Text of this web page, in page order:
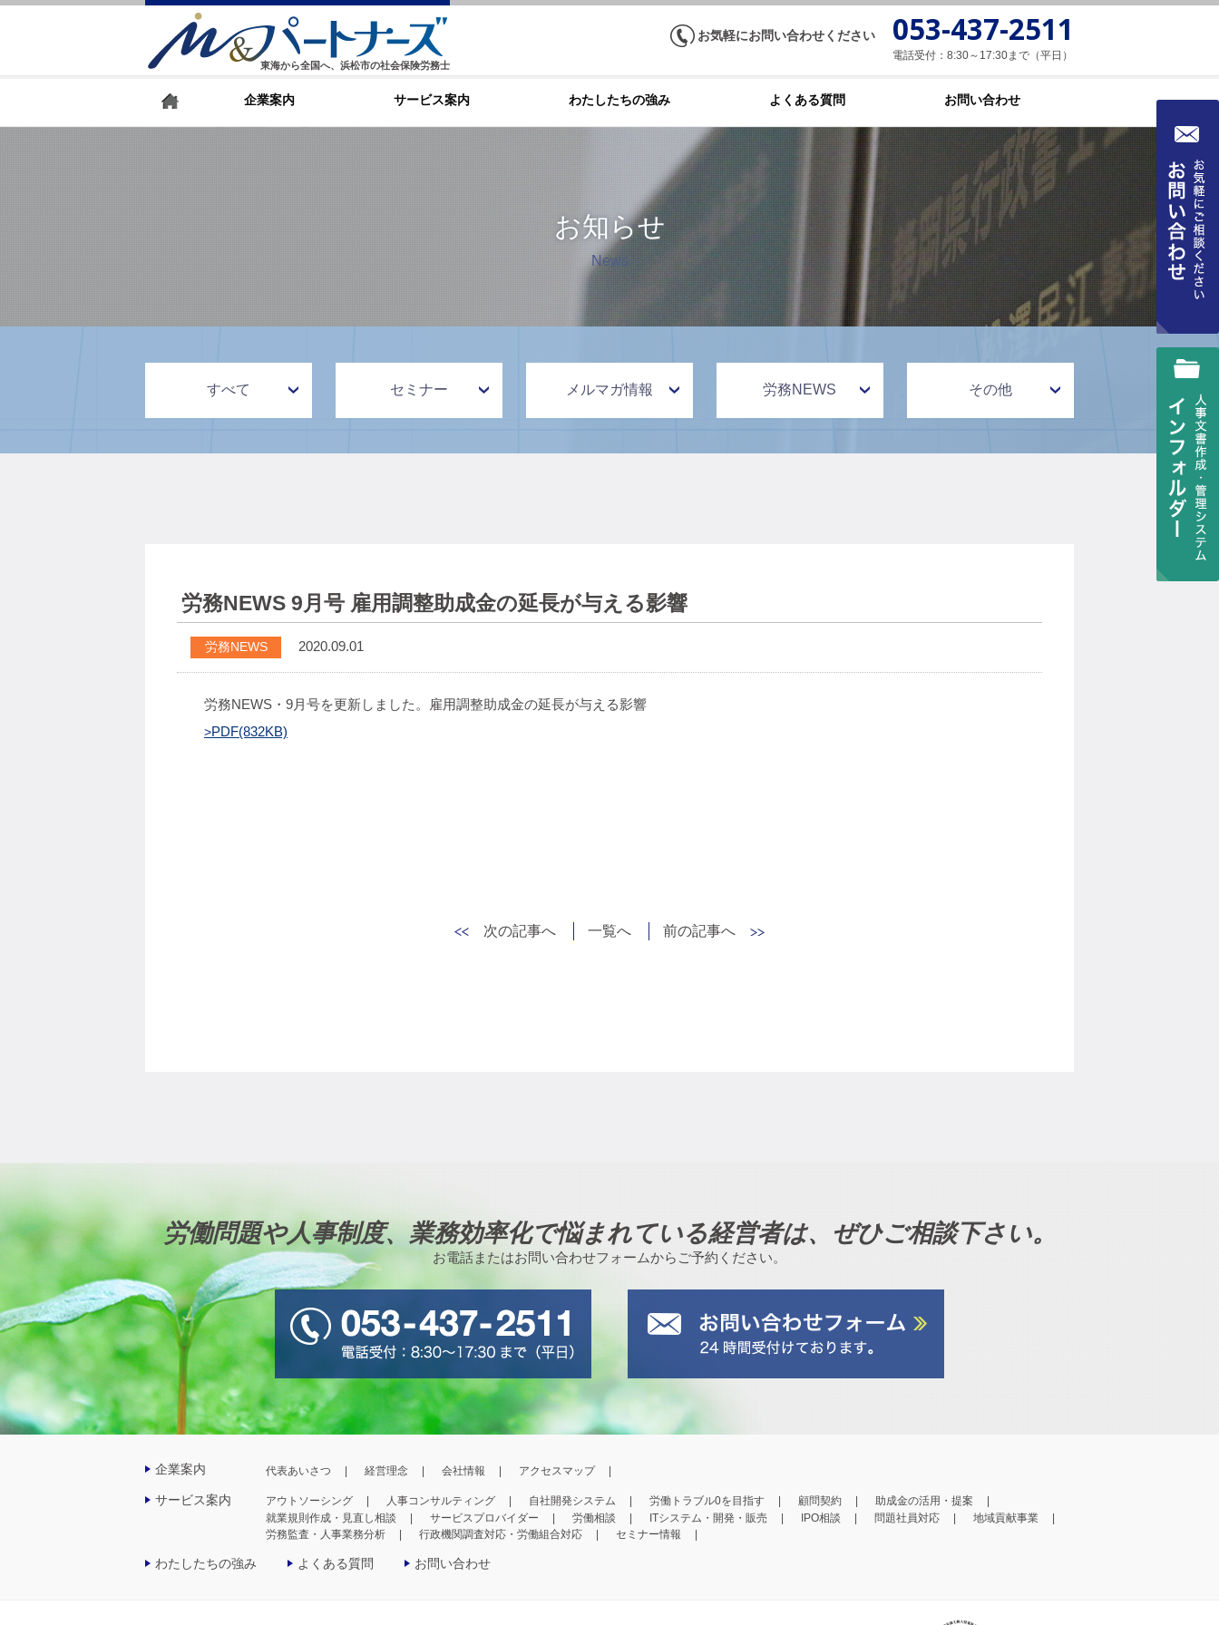
東海から全国へ、浜松市の社会保険労務士
お気軽にお問い合わせください 053-437-2511
電話受付：8:30～17:30まで（平日）
企業案内 サービス案内 わたしたちの強み よくある質問 お問い合わせ
お知らせ
News
すべて セミナー メルマガ情報 労務NEWS その他
労務NEWS 9月号 雇用調整助成金の延長が与える影響
労務NEWS 2020.09.01
労務NEWS・9月号を更新しました。雇用調整助成金の延長が与える影響
PDF(832KB)
次の記事へ 一覧へ 前の記事へ
労働問題や人事制度、業務効率化で悩まれている経営者は、ぜひご相談下さい。
お電話またはお問い合わせフォームからご予約ください。
企業案内 代表あいさつ 経営理念 会社情報 アクセスマップ
サービス案内 アウトソーシング 人事コンサルティング 自社開発システム 労働トラブル0を目指す 顧問契約
助成金の活用・提案
就業規則作成・見直し相談
サービスプロバイダー 労働相談 ITシステム・開発・販売 IPO相談 問題社員対応
地域貢献事業
労務監査・人事業務分析
行政機関調査対応・労働組合対応 セミナー情報
わたしたちの強み よくある質問 お問い合わせ